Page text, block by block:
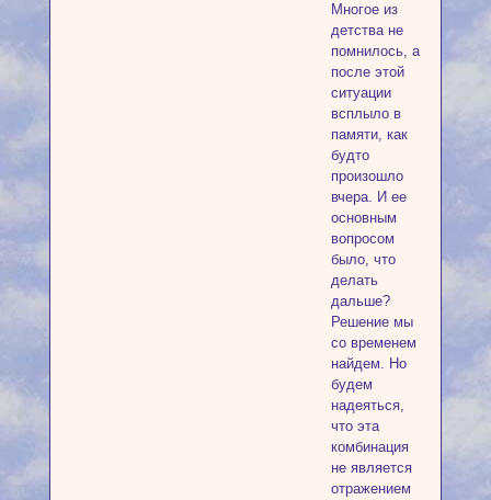
Многое из
детства не
помнилось, а
после этой
ситуации
всплыло в
памяти, как
будто
произошло
вчера. И ее
основным
вопросом
было, что
делать
дальше?
Решение мы
со временем
найдем. Но
будем
надеяться,
что эта
комбинация
не является
отражением